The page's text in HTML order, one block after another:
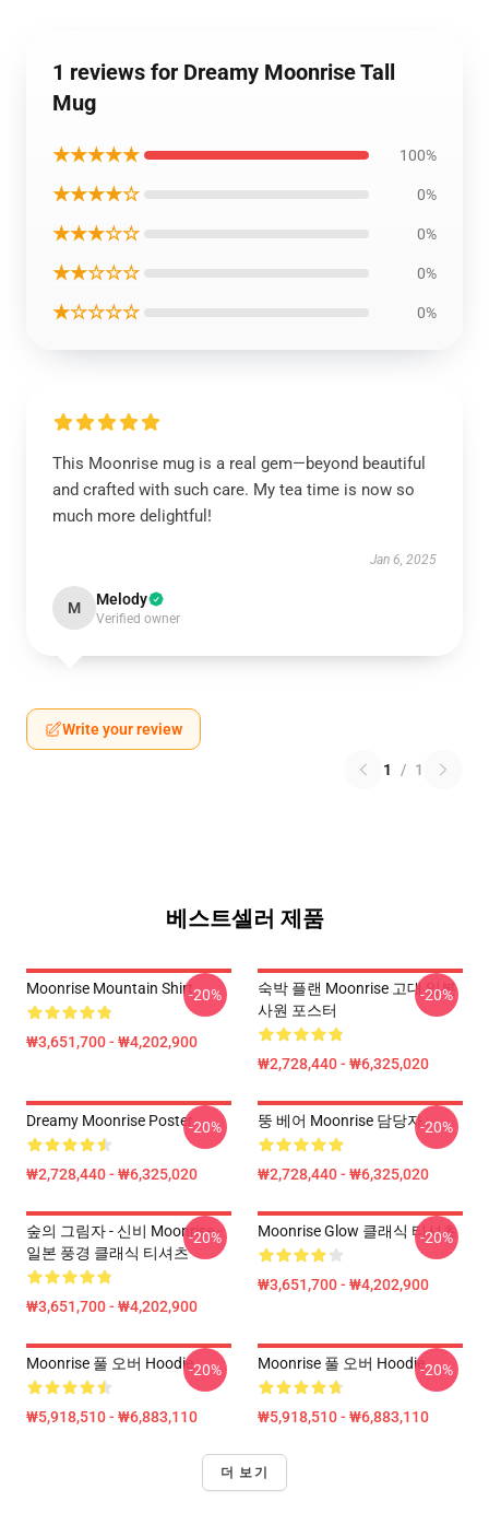
1 reviews for Dreamy Moonrise Tall
Mug
★★★★★ 100%
★★★★☆ 0%
★★★☆☆ 0%
★★☆☆☆ 0%
★☆☆☆☆ 0%
This Moonrise mug is a real gem—beyond beautiful
and crafted with such care. My tea time is now so
much more delightful!
Jan 6, 2025
M Melody
Verified owner
Write your review
1 / 1
베스트셀러 제품
Moonrise Mountain Shirt
₩3,651,700 - ₩4,202,900
-20%
숙박 플랜 Moonrise 고대 일본
사원 포스터
₩2,728,440 - ₩6,325,020
-20%
Dreamy Moonrise Poster
₩2,728,440 - ₩6,325,020
-20% 뚱 베어 Moonrise 담당자 :
₩2,728,440 - ₩6,325,020
-20%
숲의 그림자 - 신비 Moonrise -
일본 풍경 클래식 티셔츠
₩3,651,700 - ₩4,202,900
-20% Moonrise Glow 클래식 티셔츠
₩3,651,700 - ₩4,202,900
-20%
Moonrise 풀 오버 Hoodie
₩5,918,510 - ₩6,883,110
-20% Moonrise 풀 오버 Hoodie
₩5,918,510 - ₩6,883,110
-20%
더 보기